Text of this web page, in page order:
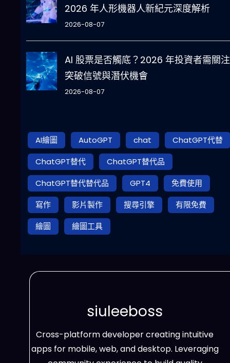
2026 年人形機器人新紀元深度解析
2026-08-07
AI 股票是否觸底？2026 年投資者需關
突破信號與潛伏機會
2026-08-07
AI繪圖 AutoGPT chat
ChatGPT代替
ChatGPT替代
ChatGPT替代品
ChatGPT替代替代品
GPT4
免費使用
寫作
影片製作 搜尋引擎
有限免費
繪圖
繪圖工具
siuleeboss
Cross-platform developer creating intuitive
apps for mobile, web, and desktop. Leveraging